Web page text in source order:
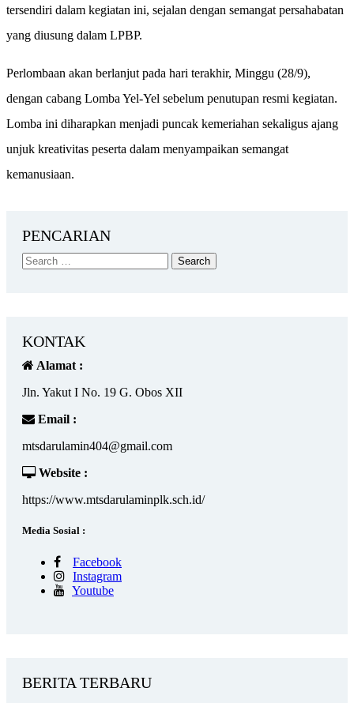
tersendiri dalam kegiatan ini, sejalan dengan semangat persahabatan
yang diusung dalam LPBP.
Perlombaan akan berlanjut pada hari terakhir, Minggu (28/9),
dengan cabang Lomba Yel-Yel sebelum penutupan resmi kegiatan.
Lomba ini diharapkan menjadi puncak kemeriahan sekaligus ajang
unjuk kreativitas peserta dalam menyampaikan semangat
kemanusiaan.
PENCARIAN
KONTAK
Alamat :
Jln. Yakut I No. 19 G. Obos XII
Email :
mtsdarulamin404@gmail.com
Website :
https://www.mtsdarulaminplk.sch.id/
Media Sosial :
Facebook
Instagram
Youtube
BERITA TERBARU